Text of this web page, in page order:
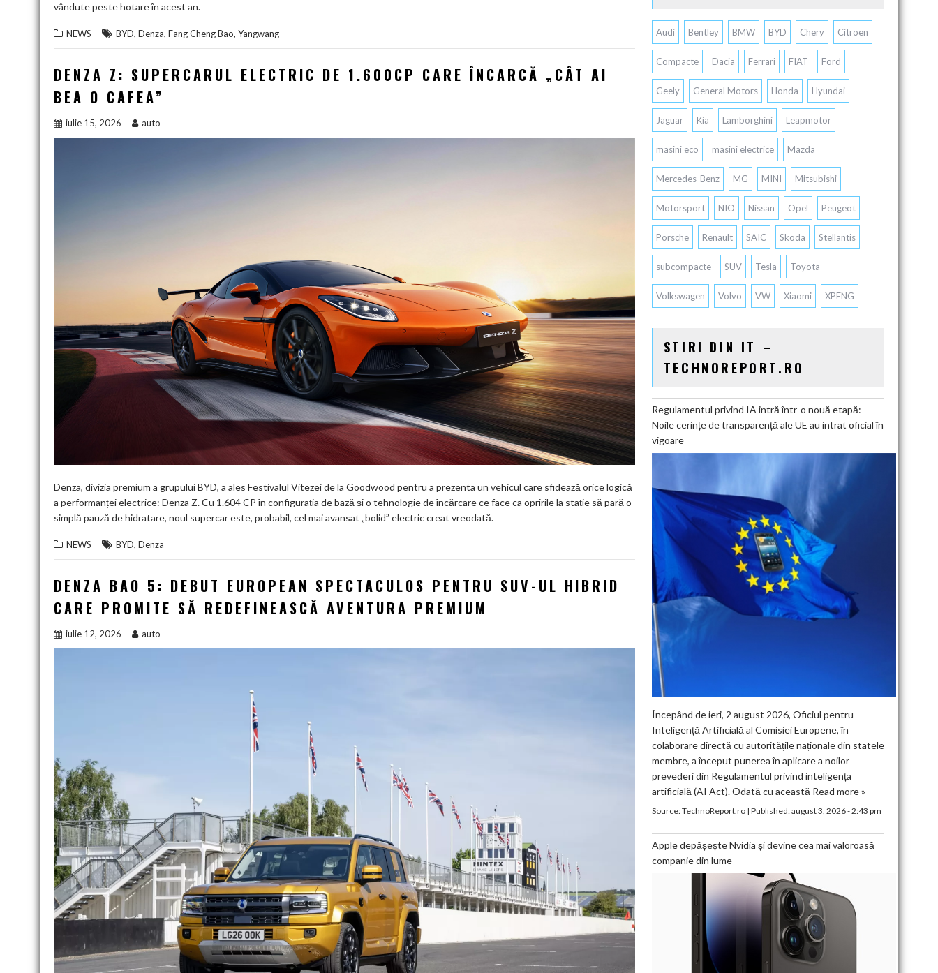
vândute peste hotare în acest an.
NEWS BYD, Denza, Fang Cheng Bao, Yangwang
DENZA Z: SUPERCARUL ELECTRIC DE 1.600CP CARE ÎNCARCĂ „CÂT AI
BEA O CAFEA”
iulie 15, 2026 auto
Denza, divizia premium a grupului BYD, a ales Festivalul Vitezei de la Goodwood pentru a prezenta un vehicul care sfidează orice logică
a performanței electrice: Denza Z. Cu 1.604 CP în configurația de bază și o tehnologie de încărcare ce face ca opririle la stație să pară o
simplă pauză de hidratare, noul supercar este, probabil, cel mai avansat „bolid” electric creat vreodată.
NEWS BYD, Denza
DENZA BAO 5: DEBUT EUROPEAN SPECTACULOS PENTRU SUV-UL HIBRID
CARE PROMITE SĂ REDEFINEASCĂ AVENTURA PREMIUM
iulie 12, 2026 auto
Audi Bentley BMW BYD Chery Citroen
Compacte Dacia Ferrari FIAT Ford
Geely General Motors Honda Hyundai
Jaguar Kia Lamborghini Leapmotor
masini eco masini electrice Mazda
Mercedes-Benz MG MINI Mitsubishi
Motorsport NIO Nissan Opel Peugeot
Porsche Renault SAIC Skoda Stellantis
subcompacte SUV Tesla Toyota
Volkswagen Volvo VW Xiaomi XPENG
STIRI DIN IT –
TECHNOREPORT.RO
Regulamentul privind IA intră într-o nouă etapă:
Noile cerințe de transparență ale UE au intrat oficial în
vigoare
Începând de ieri, 2 august 2026, Oficiul pentru
Inteligență Artificială al Comisiei Europene, în
colaborare directă cu autoritățile naționale din statele
membre, a început punerea în aplicare a noilor
prevederi din Regulamentul privind inteligența
artificială (AI Act). Odată cu această Read more »
Source:TechnoReport.ro| Published:august 3, 2026 - 2:43 pm
Apple depășește Nvidia și devine cea mai valoroasă
companie din lume